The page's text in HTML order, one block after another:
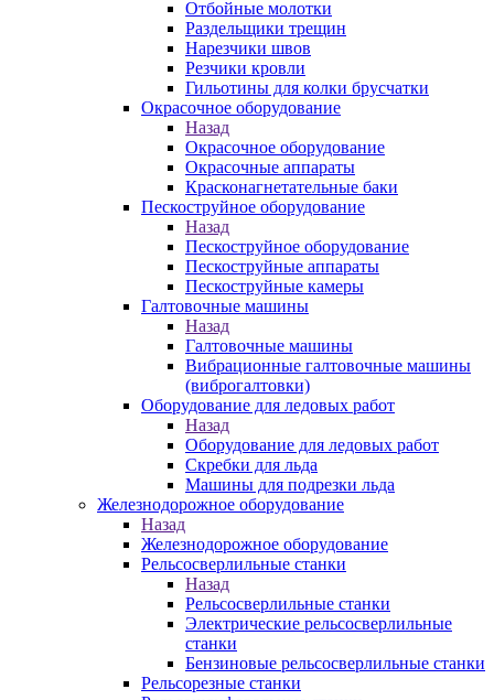
Отбойные молотки
Раздельщики трещин
Нарезчики швов
Резчики кровли
Гильотины для колки брусчатки
Окрасочное оборудование
Назад
Окрасочное оборудование
Окрасочные аппараты
Красконагнетательные баки
Пескоструйное оборудование
Назад
Пескоструйное оборудование
Пескоструйные аппараты
Пескоструйные камеры
Галтовочные машины
Назад
Галтовочные машины
Вибрационные галтовочные машины
(виброгалтовки)
Оборудование для ледовых работ
Назад
Оборудование для ледовых работ
Скребки для льда
Машины для подрезки льда
Железнодорожное оборудование
Назад
Железнодорожное оборудование
Рельсосверлильные станки
Назад
Рельсосверлильные станки
Электрические рельсосверлильные
станки
Бензиновые рельсосверлильные станки
Рельсорезные станки